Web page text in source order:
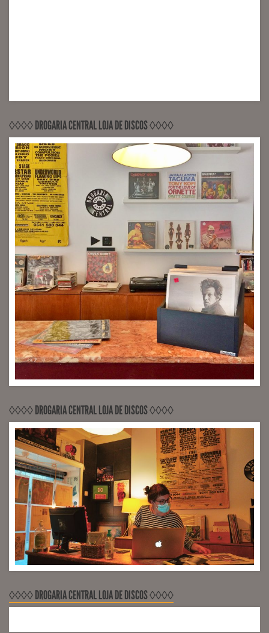
◊◊◊◊ DROGARIA CENTRAL LOJA DE DISCOS ◊◊◊◊
◊◊◊◊ DROGARIA CENTRAL LOJA DE DISCOS ◊◊◊◊
◊◊◊◊ DROGARIA CENTRAL LOJA DE DISCOS ◊◊◊◊